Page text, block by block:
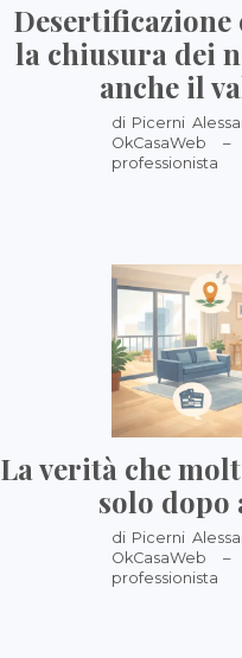
Desertificazione
la chiusura dei
anche il
di Picerni
OkCasaWeb
professionista
La verità che
solo dopo
di Picerni
OkCasaWeb
professionista